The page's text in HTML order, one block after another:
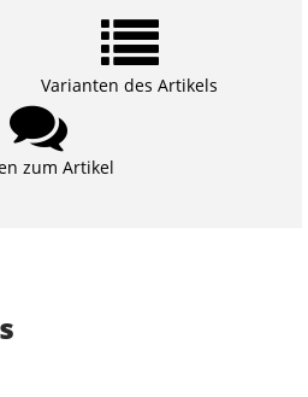
Varianten des Artikels
zum Artikel